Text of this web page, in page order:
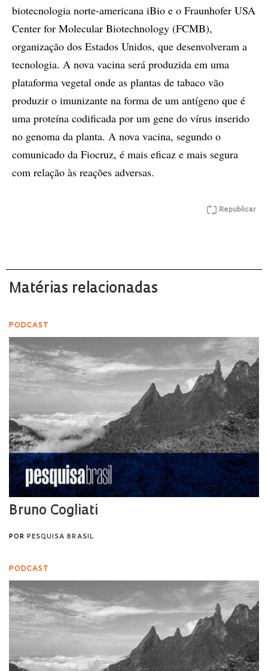
biotecnologia norte-americana iBio e o Fraunhofer USA
Center for Molecular Biotechnology (FCMB),
organização dos Estados Unidos, que desenvolveram a
tecnologia. A nova vacina será produzida em uma
plataforma vegetal onde as plantas de tabaco vão
produzir o imunizante na forma de um antígeno que é
uma proteína codificada por um gene do vírus inserido
no genoma da planta. A nova vacina, segundo o
comunicado da Fiocruz, é mais eficaz e mais segura
com relação às reações adversas.
Republicar